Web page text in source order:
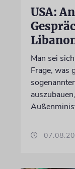
USA:
Man sei
Frage, was